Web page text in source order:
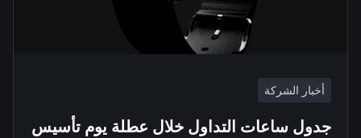
أخبار الشركة
جدول ساعات التداول خلال عطلة يوم تأسيس